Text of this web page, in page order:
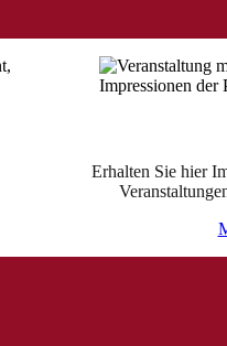
Erhalten Sie hier